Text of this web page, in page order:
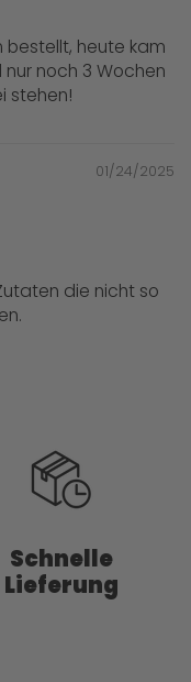
bestellt, heute kam
nur noch 3 Wochen
stehen!
01/24/2025
die nicht so
Schnelle
Lieferung